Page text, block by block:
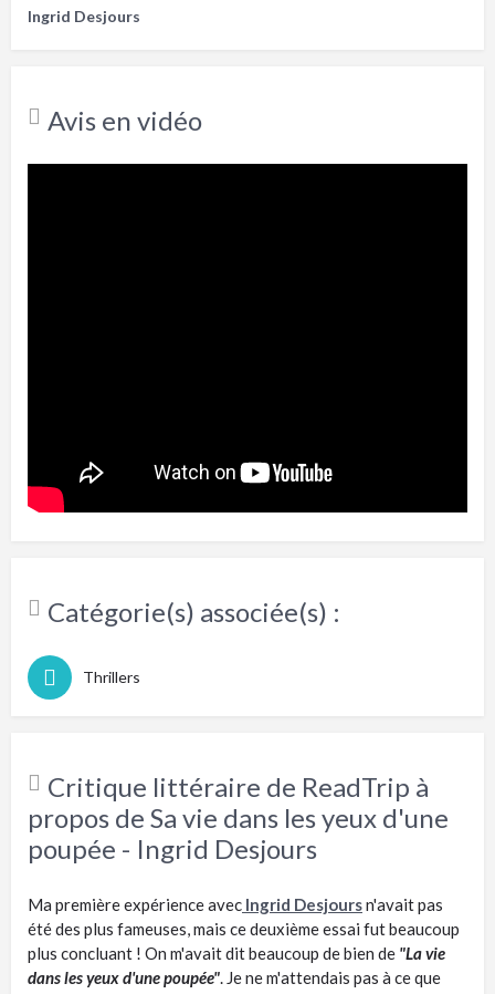
Ingrid Desjours
Avis en vidéo
Catégorie(s) associée(s) :
Thrillers
Critique littéraire de ReadTrip à
propos de Sa vie dans les yeux d'une
poupée - Ingrid Desjours
Ma première expérience avec Ingrid Desjoursn'avait pas
été des plus fameuses, mais ce deuxième essai fut beaucoup
plus concluant ! On m'avait dit beaucoup de bien de "La vie
dans les yeux d'une poupée" . Je ne m'attendais pas à ce que